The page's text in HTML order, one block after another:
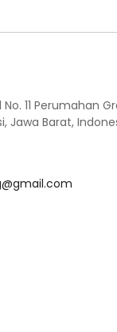
No. 11 Perumahan
Jawa Barat,